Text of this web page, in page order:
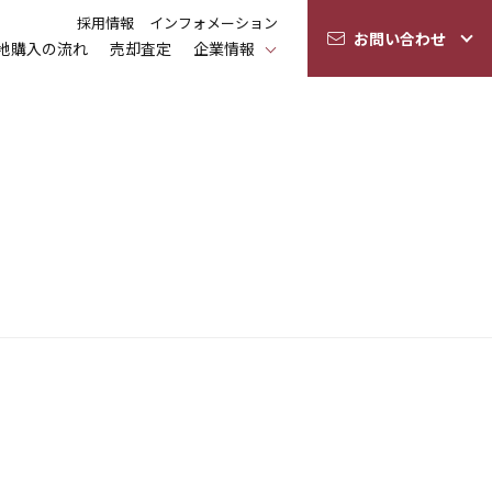
採用情報 インフォメーション
購入の流れ 売却査定 企業情報 お問い合わせ